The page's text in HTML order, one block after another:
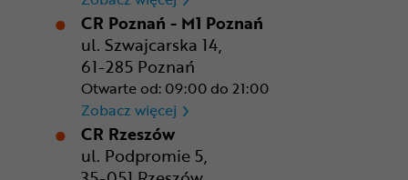
CR Poznań - M1 Poznań
ul. Szwajcarska 14,
61-285 Poznań
Otwarte od: 09:00 do 21:00
Zobacz więcej CR Poznań - M1 Poznań
CR Rzeszów
ul. Podpromie 5,